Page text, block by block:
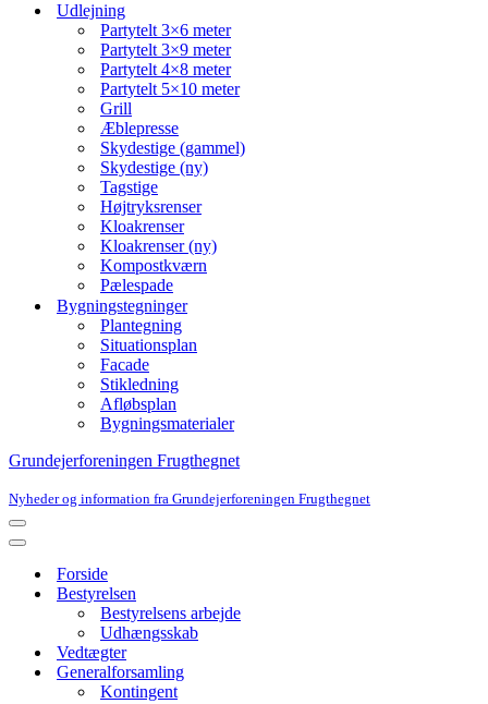
Udlejning
Partytelt 3×6 meter
Partytelt 3×9 meter
Partytelt 4×8 meter
Partytelt 5×10 meter
Grill
Æblepresse
Skydestige (gammel)
Skydestige (ny)
Tagstige
Højtryksrenser
Kloakrenser
Kloakrenser (ny)
Kompostkværn
Pælespade
Bygningstegninger
Plantegning
Situationsplan
Facade
Stikledning
Afløbsplan
Bygningsmaterialer
Grundejerforeningen Frugthegnet
Nyheder og information fra Grundejerforeningen Frugthegnet
Navigation
menu
Navigation
Forside
Bestyrelsen
Bestyrelsens arbejde
Udhængsskab
Vedtægter
Generalforsamling
Kontingent